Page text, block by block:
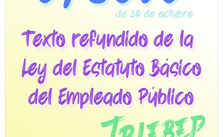
- OPOSICIÓN Gestión Procesal, turno libre – 2025
- OPOSICIÓN Administrativo del Estado - 2024
- Seguridad Social
- - OPOSICIÓN Gestión Seguridad Social – 2025
- - OPOSICIÓN Administrativo Seguridad Social – 2025